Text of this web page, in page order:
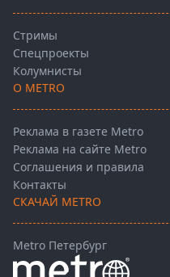
Стримы
Спецпроекты
Колумнисты
О METRO
Реклама в газете Metro
Реклама на сайте Metro
Соглашения и правила
Контакты
СКАЧАЙ METRO
Metro Петербург